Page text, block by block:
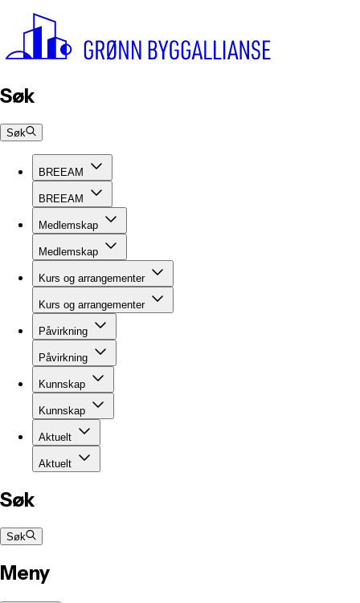
Søk
Søk
BREEAM
BREEAM
Medlemskap
Medlemskap
Kurs og arrangementer
Kurs og arrangementer
Påvirkning
Påvirkning
Kunnskap
Kunnskap
Aktuelt
Aktuelt
Søk
Søk
Meny